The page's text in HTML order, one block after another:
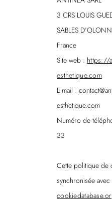
3 CRS LOUIS
SABLES
France
Site web : https://
esthetique.com
E-mail : contact@
esthetique.com
Numéro de
33
Cette politique de
synchronisée avec